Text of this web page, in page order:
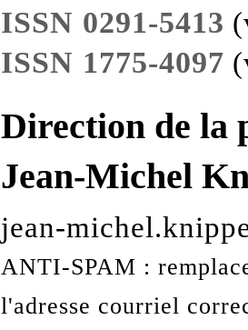
ISSN 0291-5413
ISSN 1775-4097
Direction de la
Jean-Michel
jean-
ANTI-SPAM :
l'adresse courriel